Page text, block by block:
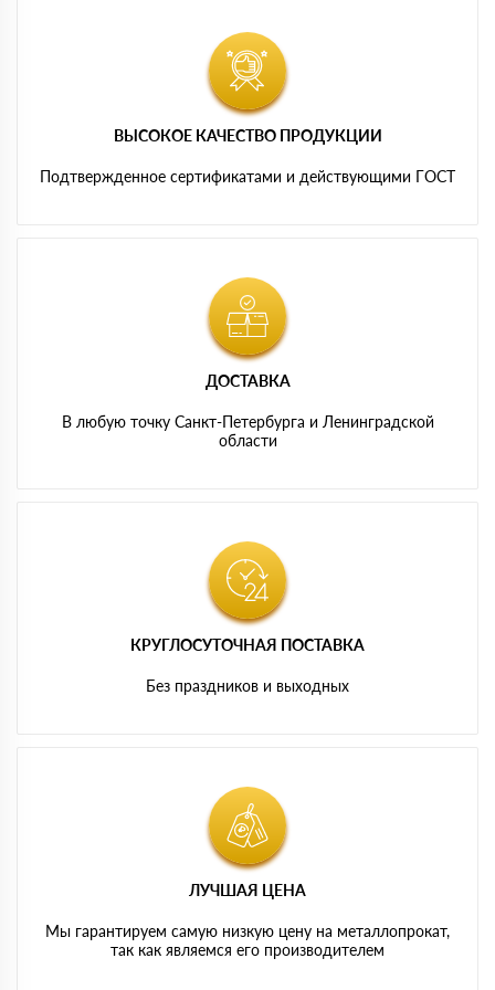
ВЫСОКОЕ КАЧЕСТВО ПРОДУКЦИИ
Подтвержденное сертификатами и действующими ГОСТ
ДОСТАВКА
В любую точку Санкт-Петербурга и Ленинградской
области
КРУГЛОСУТОЧНАЯ ПОСТАВКА
Без праздников и выходных
ЛУЧШАЯ ЦЕНА
Мы гарантируем самую низкую цену на металлопрокат,
так как являемся его производителем